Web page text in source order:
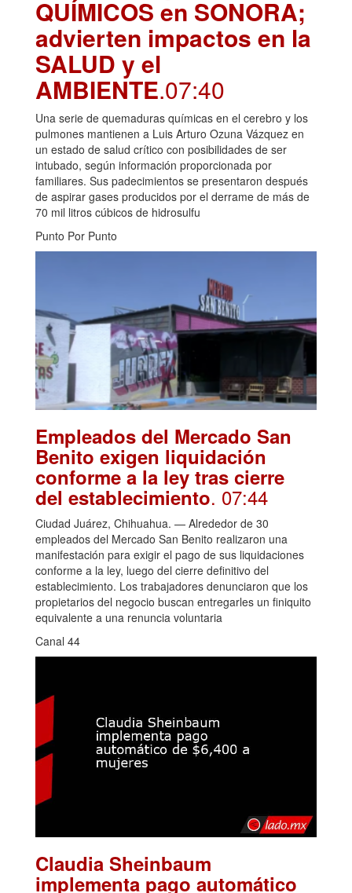
QUÍMICOS en SONORA;
advierten impactos en la
SALUD y el
AMBIENTE.07:40
Una serie de quemaduras químicas en el cerebro y los
pulmones mantienen a Luis Arturo Ozuna Vázquez en
un estado de salud crítico con posibilidades de ser
intubado, según información proporcionada por
familiares. Sus padecimientos se presentaron después
de aspirar gases producidos por el derrame de más de
70 mil litros cúbicos de hidrosulfu
Punto Por Punto
Empleados del Mercado San
Benito exigen liquidación
conforme a la ley tras cierre
del establecimiento. 07:44
Ciudad Juárez, Chihuahua. — Alrededor de 30
empleados del Mercado San Benito realizaron una
manifestación para exigir el pago de sus liquidaciones
conforme a la ley, luego del cierre definitivo del
establecimiento. Los trabajadores denunciaron que los
propietarios del negocio buscan entregarles un finiquito
equivalente a una renuncia voluntaria
Canal 44
Claudia Sheinbaum
implementa pago automático